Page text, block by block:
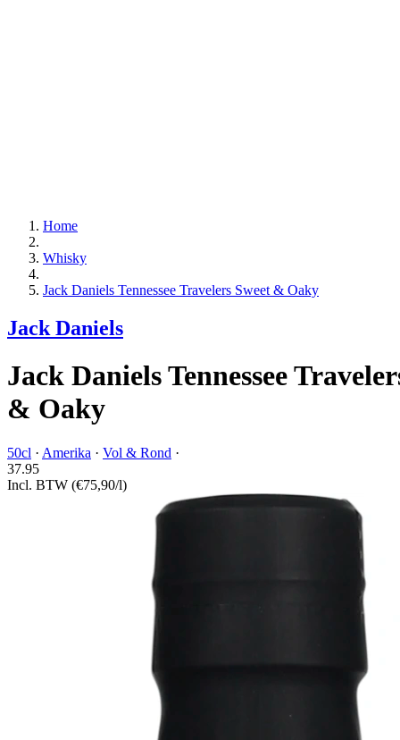
Home
Whisky
Jack Daniels Tennessee Travelers Sweet & Oaky
Jack Daniels
Jack Daniels Tennessee
& Oaky
50cl · Amerika · Vol & Rond ·
37.95
Incl. BTW (€75,90/l)